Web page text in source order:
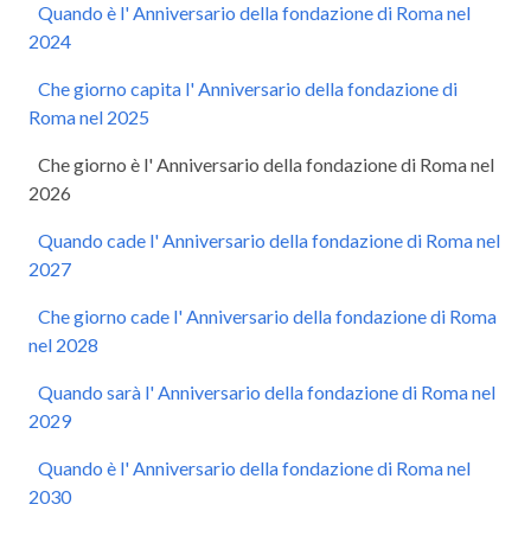
Quando è l' Anniversario della fondazione di Roma nel
2024
Che giorno capita l' Anniversario della fondazione di
Roma nel 2025
Che giorno è l' Anniversario della fondazione di Roma nel
2026
Quando cade l' Anniversario della fondazione di Roma nel
2027
Che giorno cade l' Anniversario della fondazione di Roma
nel 2028
Quando sarà l' Anniversario della fondazione di Roma nel
2029
Quando è l' Anniversario della fondazione di Roma nel
2030